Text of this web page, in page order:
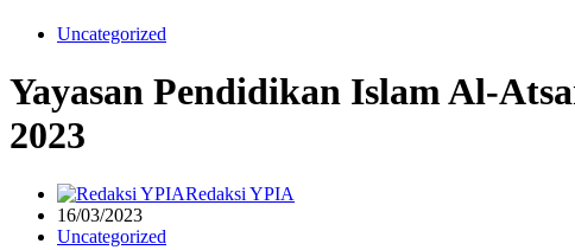
Uncategorized
Yayasan Pendidikan Islam Al-
2023
Redaksi YPIA
16/03/2023
Uncategorized